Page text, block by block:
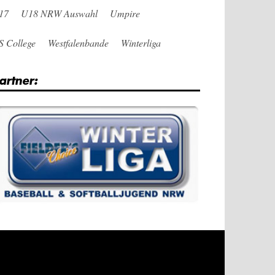
U18 NRW Auswahl Umpire
College Westfalenbande Winterliga